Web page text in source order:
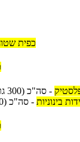
כפית
- סה"כ (300 גרם)
בינוניות - סה"כ (860 גרם)